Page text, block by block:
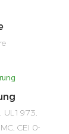
UL1973,
CEI 0-